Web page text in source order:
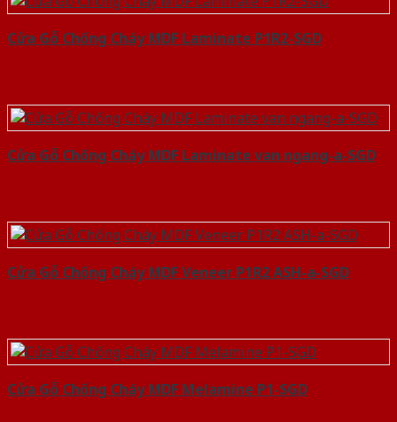
Cửa Gỗ Chống Cháy MDF Laminate P1R2-SGD
Cửa Gỗ Chống Cháy MDF Laminate van ngang-a-SGD
Cửa Gỗ Chống Cháy MDF Veneer P1R2 ASH-a-SGD
Cửa Gỗ Chống Cháy MDF Melamine P1-SGD